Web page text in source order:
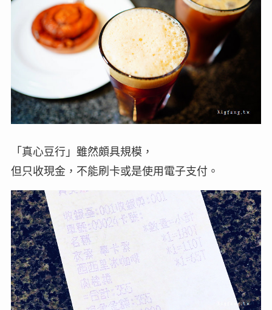
「真心豆行」雖然頗具規模，
但只收現金，不能刷卡或是使用電子支付。